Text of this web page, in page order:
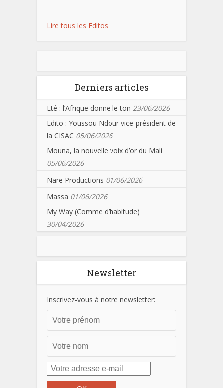
Lire tous les Editos
Derniers articles
Eté : l’Afrique donne le ton 23/06/2026
Edito : Youssou Ndour vice-président de
la CISAC 05/06/2026
Mouna, la nouvelle voix d’or du Mali
05/06/2026
Nare Productions 01/06/2026
Massa 01/06/2026
My Way (Comme d’habitude)
30/04/2026
Newsletter
Inscrivez-vous à notre newsletter: